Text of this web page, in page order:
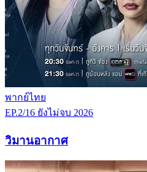
พากย์ไทย
EP.2/16 ยังไม่จบ 2026
วิมานอากาศ